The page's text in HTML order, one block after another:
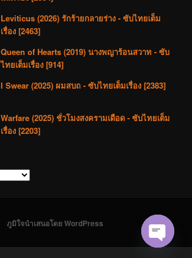
Leviticus (2026) รักร้ายกลายร่าง - ซับไทยเต็ม
เรื่อง [2463]
Queen of Hearts (2019) นางพญาร้อนสวาท - ซับ
ไทยเต็มเรื่อง [914]
I Swear (2025) ผมสบถ - ซับไทยเต็มเรื่อง [2383]
Warfare (2025) ชั่วโมงสงครามเดือด - ซับไทยเต็ม
เรื่อง [2203]
ภูมิใจนำเสนอโดย WordPress